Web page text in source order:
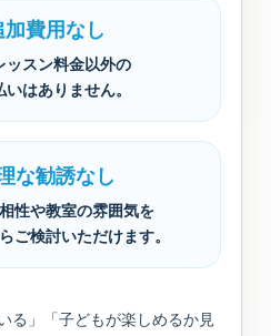
加費用なし
ッスン料金以外の
いはありません。
な勧誘なし
性や教室の雰囲気を
ご検討いただけます。
る」「子どもが楽しめるか見